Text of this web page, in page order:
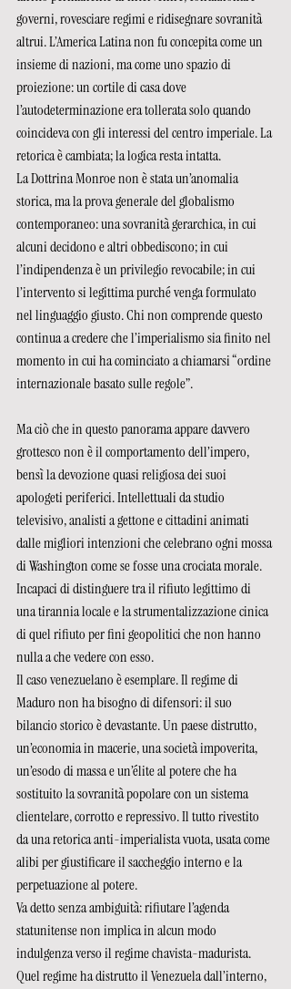
governi, rovesciare regimi e ridisegnare sovranità
altrui. L’America Latina non fu concepita come un
insieme di nazioni, ma come uno spazio di
proiezione: un cortile di casa dove
l’autodeterminazione era tollerata solo quando
coincideva con gli interessi del centro imperiale. La
retorica è cambiata; la logica resta intatta.
La Dottrina Monroe non è stata un’anomalia
storica, ma la prova generale del globalismo
contemporaneo: una sovranità gerarchica, in cui
alcuni decidono e altri obbediscono; in cui
l’indipendenza è un privilegio revocabile; in cui
l’intervento si legittima purché venga formulato
nel linguaggio giusto. Chi non comprende questo
continua a credere che l’imperialismo sia finito nel
momento in cui ha cominciato a chiamarsi “ordine
internazionale basato sulle regole”.
Ma ciò che in questo panorama appare davvero
grottesco non è il comportamento dell’impero,
bensì la devozione quasi religiosa dei suoi
apologeti periferici. Intellettuali da studio
televisivo, analisti a gettone e cittadini animati
dalle migliori intenzioni che celebrano ogni mossa
di Washington come se fosse una crociata morale.
Incapaci di distinguere tra il rifiuto legittimo di
una tirannia locale e la strumentalizzazione cinica
di quel rifiuto per fini geopolitici che non hanno
nulla a che vedere con esso.
Il caso venezuelano è esemplare. Il regime di
Maduro non ha bisogno di difensori: il suo
bilancio storico è devastante. Un paese distrutto,
un’economia in macerie, una società impoverita,
un’esodo di massa e un’élite al potere che ha
sostituito la sovranità popolare con un sistema
clientelare, corrotto e repressivo. Il tutto rivestito
da una retorica anti-imperialista vuota, usata come
alibi per giustificare il saccheggio interno e la
perpetuazione al potere.
Va detto senza ambiguità: rifiutare l’agenda
statunitense non implica in alcun modo
indulgenza verso il regime chavista-madurista.
Quel regime ha distrutto il Venezuela dall’interno,